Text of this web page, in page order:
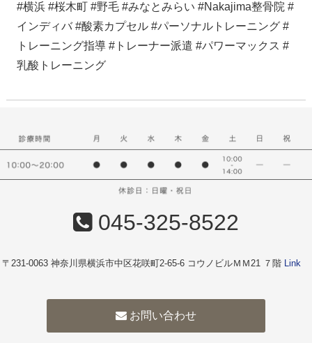
#横浜 #桜木町 #野毛 #みなとみらい #Nakajima整骨院 #
インディバ #酸素カプセル #パーソナルトレーニング #
トレーニング指導 #トレーナー派遣 #パワーマックス #
乳酸トレーニング
045-325-8522
〒231-0063 神奈川県横浜市中区花咲町2-65-6 コウノビルＭＭ21 ７階 Link
お問い合わせ